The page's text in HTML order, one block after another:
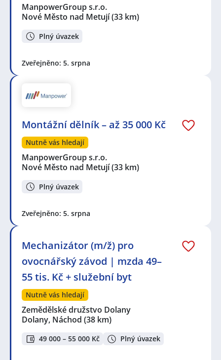
ManpowerGroup s.r.o.
Nové Město nad Metují(33 km)
Plný úvazek
Zveřejněno: 5. srpna
Montážní dělník – až 35 000 Kč
Nutně vás hledají
ManpowerGroup s.r.o.
Nové Město nad Metují(33 km)
Plný úvazek
Zveřejněno: 5. srpna
Mechanizátor (m/ž) pro
ovocnářský závod | mzda 49–
55 tis. Kč + služební byt
Nutně vás hledají
Zemědělské družstvo Dolany
Dolany, Náchod (38 km)
49 000 – 55 000 Kč Plný úvazek